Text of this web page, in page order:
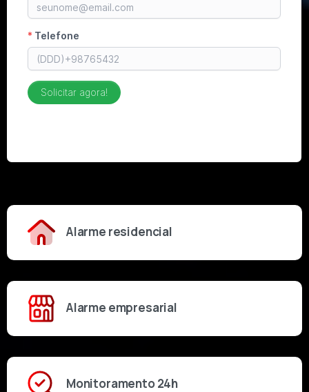
Alarme residencial
Alarme empresarial
Monitoramento 24h